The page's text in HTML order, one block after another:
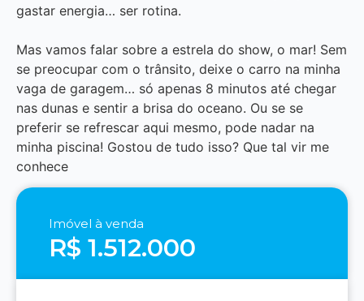
gastar energia… ser rotina.
Mas vamos falar sobre a estrela do show, o mar! Sem
se preocupar com o trânsito, deixe o carro na minha
vaga de garagem… só apenas 8 minutos até chegar
nas dunas e sentir a brisa do oceano. Ou se se
preferir se refrescar aqui mesmo, pode nadar na
minha piscina! Gostou de tudo isso? Que tal vir me
conhece
Imóvel à venda
R$ 1.512.000